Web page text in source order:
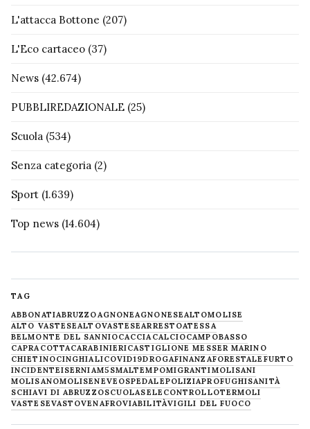
L'attacca Bottone (207)
L'Eco cartaceo (37)
News (42.674)
PUBBLIREDAZIONALE (25)
Scuola (534)
Senza categoria (2)
Sport (1.639)
Top news (14.604)
TAG
ABBONATIABRUZZOAGNONEAGNONESEALTOMOLISE
ALTO VASTESEALTOVASTESEARRESTOATESSA
BELMONTE DEL SANNIOCACCIACALCIOCAMPOBASSO
CAPRACOTTACARABINIERICASTIGLIONE MESSER MARINO
CHIETINOCINGHIALICOVID19DROGAFINANZAFORESTALE FURTO
INCIDENTEISERNIAM5SMALTEMPOMIGRANTIMOLISANI
MOLISANOMOLISENEVE OSPEDALEPOLIZIAPROFUGHISANITÀ
SCHIAVI DI ABRUZZOSCUOLASELECONTROLLOTERMOLI
VASTESEVASTOVENAFROVIABILITÀVIGILI DEL FUOCO